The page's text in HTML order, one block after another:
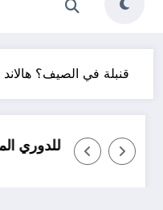
قنبلة في الصيف؟
أي ظروف.. ولا بديل عن